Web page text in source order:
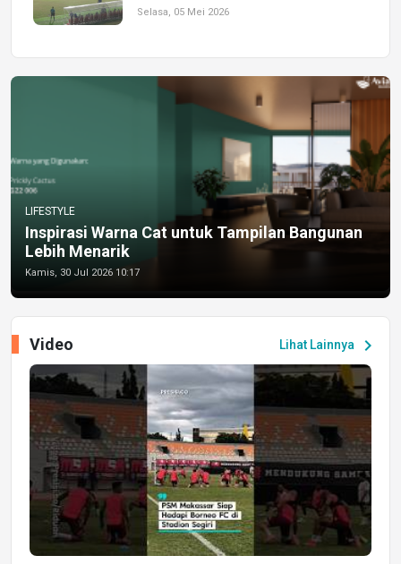
Selasa, 05 Mei 2026
LIFESTYLE
Inspirasi Warna Cat untuk Tampilan Bangunan
Lebih Menarik
Kamis, 30 Jul 2026 10:17
Lihat Lainnya chevron_right
Video